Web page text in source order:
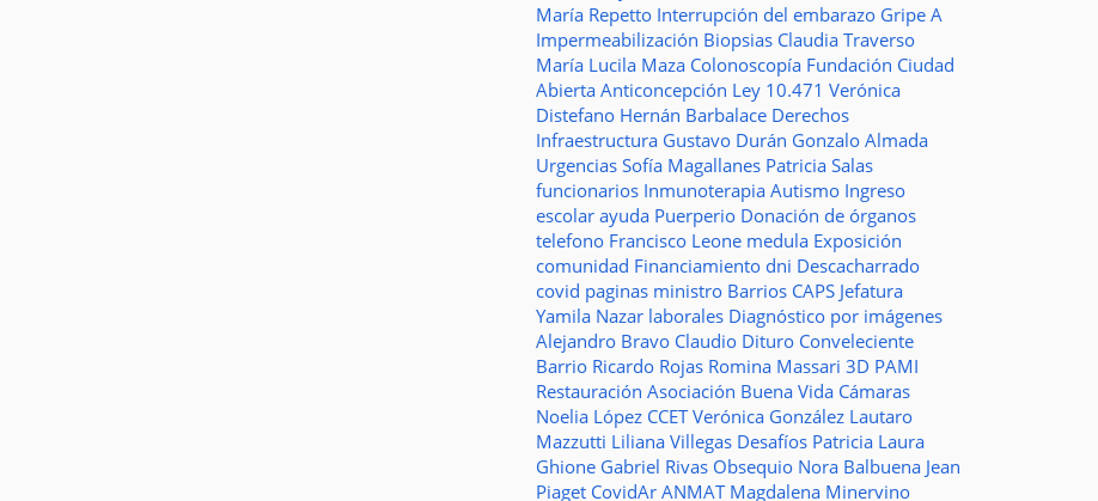
María Repetto Interrupción del embarazo Gripe A
Impermeabilización Biopsias Claudia Traverso
María Lucila Maza Colonoscopía Fundación Ciudad
Abierta Anticoncepción Ley 10.471 Verónica
Distefano Hernán Barbalace Derechos
Infraestructura Gustavo Durán Gonzalo Almada
Urgencias Sofía Magallanes Patricia Salas
funcionarios Inmunoterapia Autismo Ingreso
escolar ayuda Puerperio Donación de órganos
telefono Francisco Leone medula Exposición
comunidad Financiamiento dni Descacharrado
covid paginas ministro Barrios CAPS Jefatura
Yamila Nazar laborales Diagnóstico por imágenes
Alejandro Bravo Claudio Dituro Conveleciente
Barrio Ricardo Rojas Romina Massari 3D PAMI
Restauración Asociación Buena Vida Cámaras
Noelia López CCETVerónica González Lautaro
Mazzutti Liliana Villegas Desafíos Patricia Laura
Ghione Gabriel Rivas Obsequio Nora Balbuena Jean
Piaget CovidAr ANMAT Magdalena Minervino